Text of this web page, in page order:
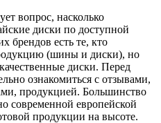
вопрос, насколько
диски по доступной
брендов есть те, кто
(шины и диски), но
диски. Перед
ознакомиться с отзывами,
продукцией. Большинство
современной европейской
продукции на высоте.